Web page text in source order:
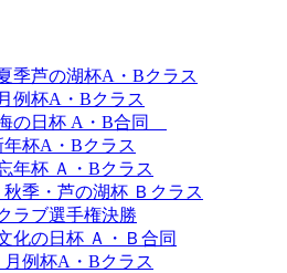
季芦の湖杯A・Bクラス
例杯A・Bクラス
の日杯 A・B合同
杯A・Bクラス
年杯 Ａ・Bクラス
季・芦の湖杯 Ｂクラス
ラブ選手権決勝
化の日杯 Ａ・Ｂ合同
例杯A・Bクラス